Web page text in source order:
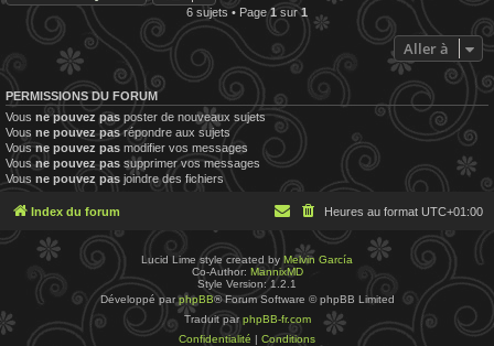
6 sujets • Page1sur1
Aller à
PERMISSIONS DU FORUM
Vous ne pouvez pas poster de nouveaux sujets
Vous ne pouvez pasrépondre aux sujets
Vousne pouvez pas modifier vos messages
Vousne pouvez pas supprimer vos messages
Vous ne pouvez pas joindre des fichiers
Index du forum Heures au format UTC+01:00
Lucid Lime style created by Melvin García
Co-Author: MannixMD
Style Version: 1.2.1
Développé parphpBB® Forum Software © phpBB Limited
Traduit parphpBB-fr.com
Confidentialité | Conditions